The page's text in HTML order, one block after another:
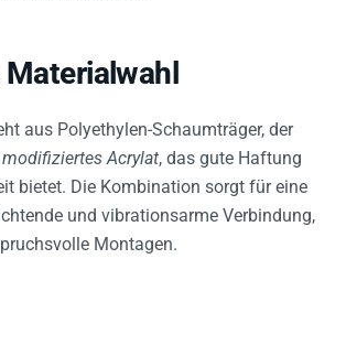
aus Polyethylen-Schaumträger, der
modifiziertes Acrylat, das gute Haftung
bietet. Die Kombination sorgt für eine
und vibrationsarme Verbindung,
Montagen.